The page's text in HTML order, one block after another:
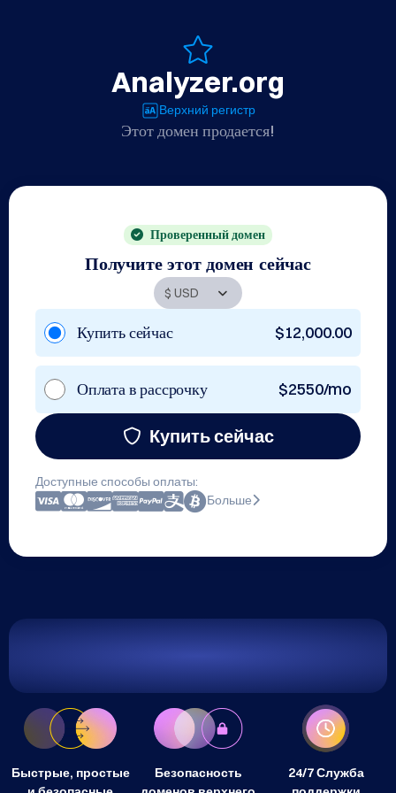
Analyzer.org
Верхний регистр
Этот домен продается!
Проверенный домен
Получите этот домен сейчас
Купить сейчас $12,000.00
Оплата в рассрочку $2550/mo
Купить сейчас
Доступные способы оплаты:
Больше
Быстрые, простые
Безопасность
24/7 Служба